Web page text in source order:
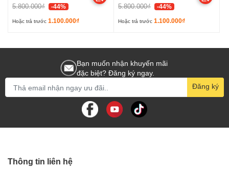
5.800.000₫ -44%
Hoặc trả trước 1.100.000₫
5.800.000₫ -44%
Hoặc trả trước 1.100.000₫
Bạn muốn nhận khuyến mãi
đặc biệt? Đăng ký ngay.
Đăng ký
Thông tin liên hệ